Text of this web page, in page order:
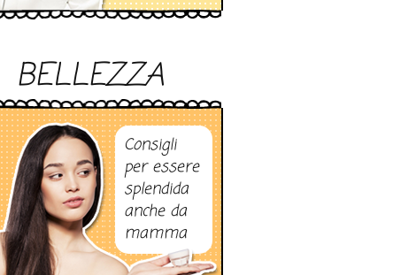
BELLEZZA
Consigli
per essere
splendida
anche da
mamma